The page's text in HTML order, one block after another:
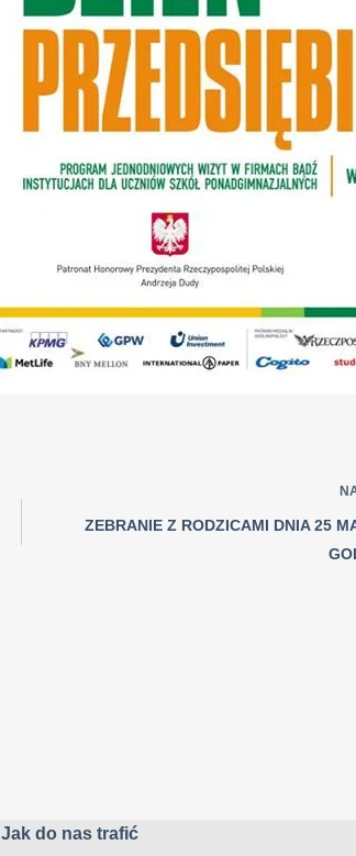
ZEBRANIE Z RODZICAMI DNIA 25
Jak do nas trafić